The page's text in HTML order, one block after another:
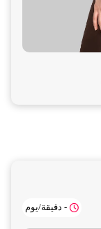
- دقيقة/يوم